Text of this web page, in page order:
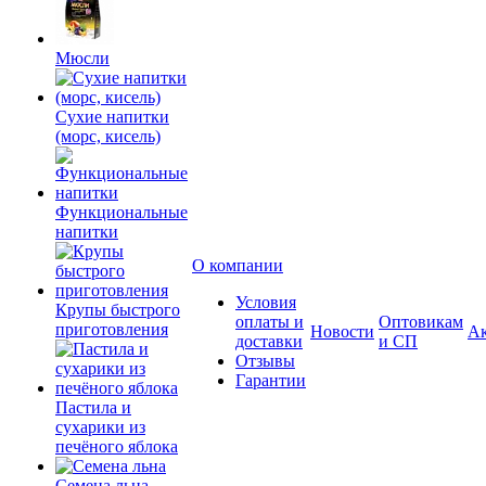
Мюсли
Сухие напитки
(морс, кисель)
Функциональные
напитки
Крупы быстрого
приготовления
Пастила и
сухарики из
печёного яблока
О компании
Условия
оплаты и
доставки
Отзывы
Гарантии
Новости
Оптовикам
и СП